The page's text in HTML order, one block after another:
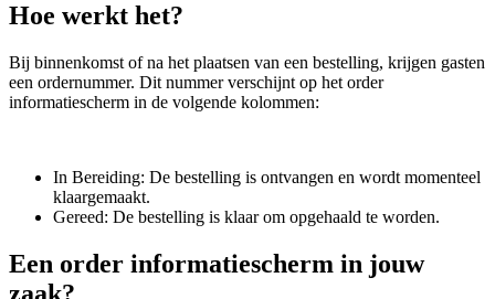
Hoe werkt het?
Bij binnenkomst of na het plaatsen van een bestelling, krijgen gasten
een ordernummer. Dit nummer verschijnt op het order
informatiescherm in de volgende kolommen:
In Bereiding: De bestelling is ontvangen en wordt momenteel
klaargemaakt.
Gereed: De bestelling is klaar om opgehaald te worden.
Een order informatiescherm in jouw